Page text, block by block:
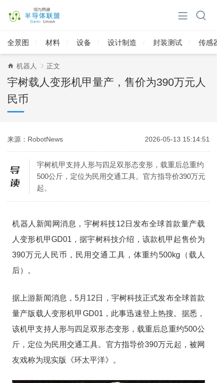
全景图 材料 设备 设计制造 封装测试 传感
机器人 正文
宇树载人变形机甲量产，售价为390万元人
民币
来源：RobotNews 2026-05-13 15:14:51
宇树机甲支持人形与四足双形态变形，载重后总重约
500公斤，定位为民用交通工具。官方指导价390万元
起。
机器人新闻网消息，宇树科技12日发布全球首款量产载
人变形机甲GD01，据宇树科技介绍，该款机甲起售价为
390万元人民币，民用交通工具，体重约500kg（载人
后）。
据上游新闻消息，5月12日，宇树科技正式发布全球首款
量产版载人变形机甲GD01，此事迅速登上热搜。据悉，
该机甲支持人形与四足双形态变形，载重后总重约500公
斤，定位为民用交通工具。官方指导价390万元起，被网
友戏称为现实版《环太平洋》。